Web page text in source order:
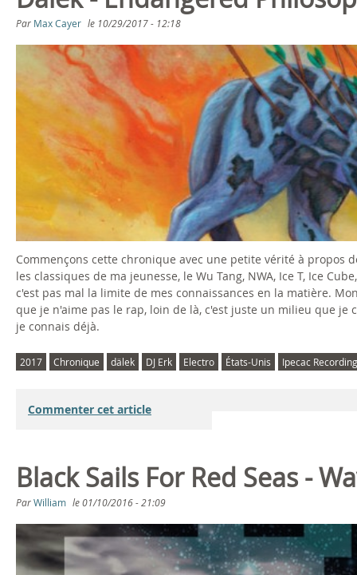
s
ê
t
c
i
Par Max Cayer le 10/29/2017 - 12:18
Commençons cette chronique avec une petite vérité à propos
les classiques de ma jeunesse, le Wu Tang, NWA, Ice T, Ice
c'est pas mal la limite de mes connaissances en la matière.
que je n'aime pas le rap, loin de là, c'est juste un milieu que
je connais déjà.
2017 Chronique dälek DJ Erk Electro États-Unis Ipecac
Commenter cet article
Black Sails For Red Seas -
ParWilliam le01/10/2016 - 21:09